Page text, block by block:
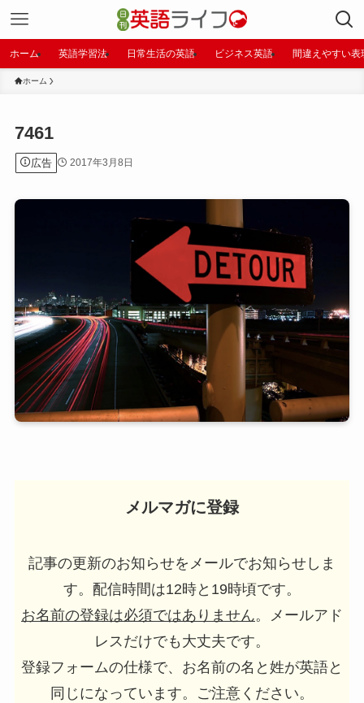
ホーム 英語学習法 日常生活の英語 ビジネス英語 間違えやすい表
ホーム
7461
広告 2017年3月8日
メルマガに登録
記事の更新のお知らせをメールでお知らせしま
す。配信時間は12時と19時頃です。
お名前の登録は必須ではありません。メールアド
レスだけでも大丈夫です。
登録フォームの仕様で、お名前の名と姓が英語と
同じになっています。ご注意ください。